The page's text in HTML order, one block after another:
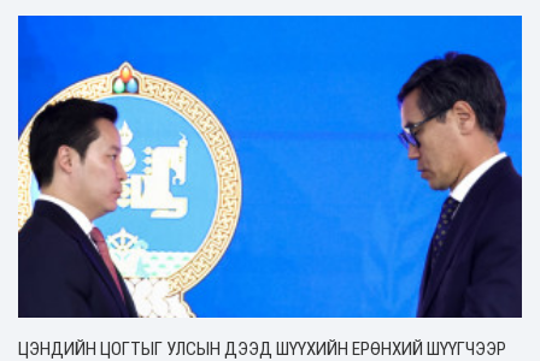
ЦЭНДИЙН ЦОГТЫГ УЛСЫН ДЭЭД ШҮҮХИЙН ЕРӨНХИЙ ШҮҮГЧЭЭР